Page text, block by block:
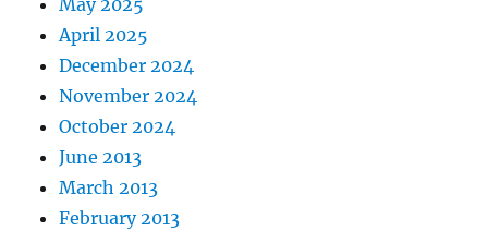
May 2025
April 2025
December 2024
November 2024
October 2024
June 2013
March 2013
February 2013